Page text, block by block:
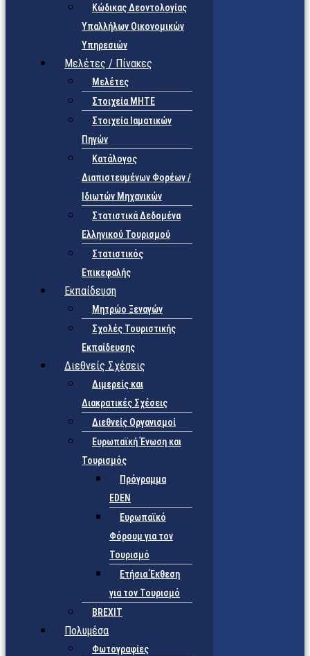
Κώδικας Δεοντολογίας
Υπαλλήλων Οικονομικών
Υπηρεσιών
Μελέτες / Πίνακες
Μελέτες
Στοιχεία ΜΗΤΕ
Στοιχεία Ιαματικών
Πηγών
Κατάλογος
Διαπιστευμένων Φορέων /
Ιδιωτών Μηχανικών
Στατιστικά Δεδομένα
Ελληνικού Τουρισμού
Στατιστικός
Επικεφαλής
Εκπαίδευση
Μητρώο Ξεναγών
Σχολές Τουριστικής
Εκπαίδευσης
Διεθνείς Σχέσεις
Διμερείς και
Διακρατικές Σχέσεις
Διεθνείς Οργανισμοί
Ευρωπαϊκή Ένωση και
Τουρισμός
Πρόγραμμα
EDEN
Ευρωπαϊκό
Φόρουμ για τον
Τουρισμό
Ετήσια Έκθεση
για τον Τουρισμό
BREXIT
Πολυμέσα
Φωτογραφίες